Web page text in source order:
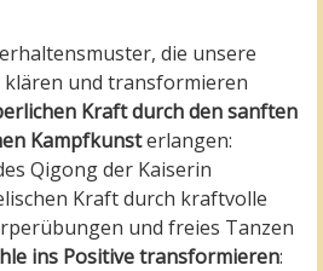
die unsere
und transformieren
Kraft durch den sanften
Kampfkunsterlangen:
Qigong der Kaiserin
Kraft durch kraftvolle
und freies Tanzen
ins Positive transformieren: